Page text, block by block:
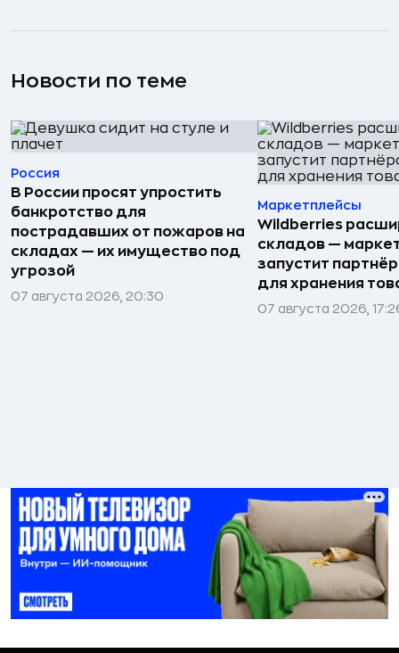
Новости по теме
Россия
В России просят упростить
банкротство для
пострадавших от пожаров на
складах — их имущество под
угрозой
07 августа 2026, 20:30
Маркетплейсы
Wildberries
складов —
запустит
для хранения
07 августа 2026,